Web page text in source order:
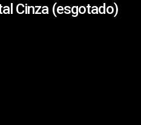
Cinza (esgotado)